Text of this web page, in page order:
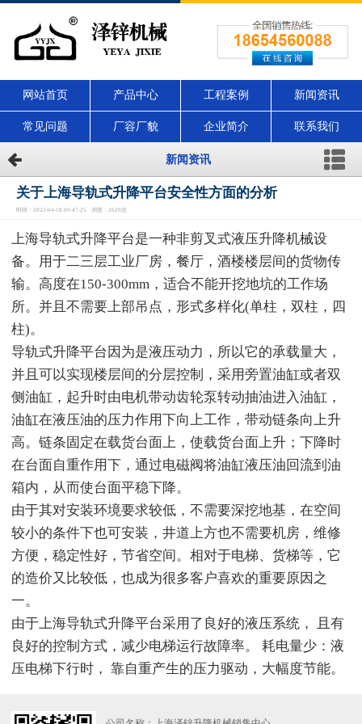
网站首页 产品中心 工程案例 新闻资讯
常见问题 厂容厂貌 企业简介 联系我们
新闻资讯
关于上海导轨式升降平台安全性方面的分析
时间：2022-04-18 09:47:25 浏览：2629次
上海导轨式升降平台是一种非剪叉式液压升降机械设
备。用于二三层工业厂房，餐厅，酒楼楼层间的货物传
输。高度在150-300mm，适合不能开挖地坑的工作场
所。并且不需要上部吊点，形式多样化(单柱，双柱，四
柱)。
导轨式升降平台因为是液压动力，所以它的承载量大，
并且可以实现楼层间的分层控制，采用旁置油缸或者双
侧油缸，起升时由电机带动齿轮泵转动抽油进入油缸，
油缸在液压油的压力作用下向上工作，带动链条向上升
高。链条固定在载货台面上，使载货台面上升；下降时
在台面自重作用下，通过电磁阀将油缸液压油回流到油
箱内，从而使台面平稳下降。
由于其对安装环境要求较低，不需要深挖地基，在空间
较小的条件下也可安装，井道上方也不需要机房，维修
方便，稳定性好，节省空间。相对于电梯、货梯等，它
的造价又比较低，也成为很多客户喜欢的重要原因之
一。
由于上海导轨式升降平台采用了良好的液压系统， 且有
良好的控制方式，减少电梯运行故障率。 耗电量少：液
压电梯下行时， 靠自重产生的压力驱动，大幅度节能。